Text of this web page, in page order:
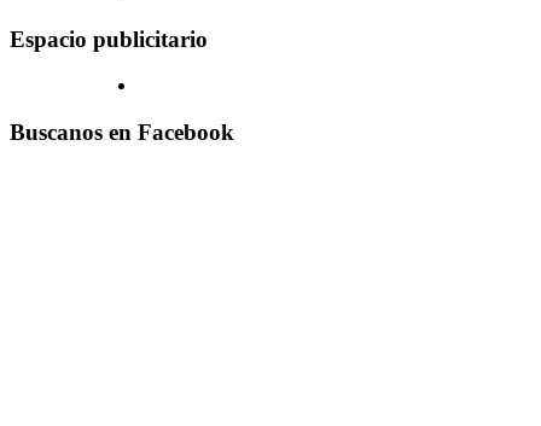
Espacio publicitario
Buscanos en Facebook